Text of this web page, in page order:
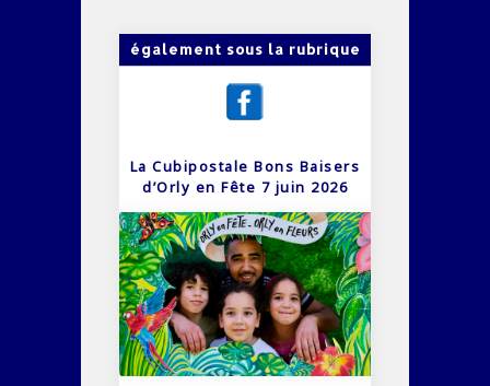
également sous la rubrique
La Cubipostale Bons Baisers
d’Orly en Fête 7 juin 2026